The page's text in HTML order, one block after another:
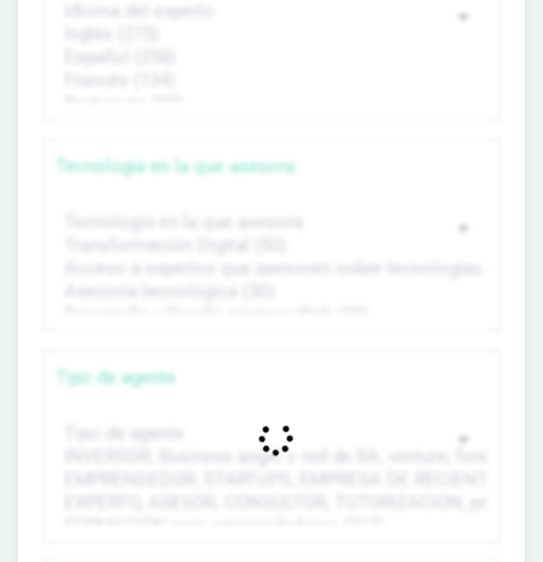
Tecnología en la que asesora
Tipo de agente